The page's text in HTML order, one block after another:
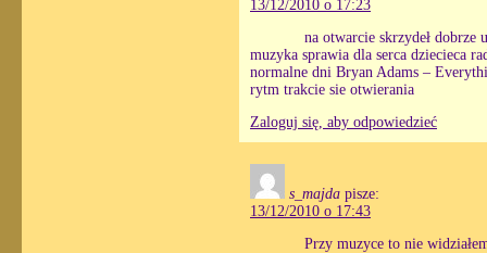
13/12/2010 o 17:23
na otwarcie skrzydeł dobrze
muzyka sprawia dla serca dziecieca
normalne dni Bryan Adams –
rytm trakcie sie otwierania
Zaloguj się, aby odpowiedzieć
s_majda pisze:
13/12/2010 o 17:43
Przy muzyce to nie